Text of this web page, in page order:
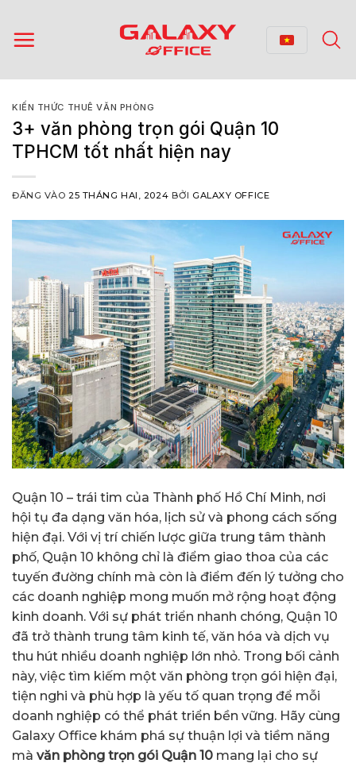
qua
nội
KIẾN THỨC THUÊ VĂN PHÒNG
3+ văn phòng trọn gói Quận 10
TPHCM tốt nhất hiện nay
ĐĂNG VÀO25 THÁNG HAI, 2024 BỞI GALAXY OFFICE
Quận 10 – trái tim của Thành phố Hồ Chí Minh, nơi
hội tụ đa dạng văn hóa, lịch sử và phong cách sống
hiện đại. Với vị trí chiến lược giữa trung tâm thành
phố, Quận 10 không chỉ là điểm giao thoa của các
tuyến đường chính mà còn là điểm đến lý tưởng cho
các doanh nghiệp mong muốn mở rộng hoạt động
kinh doanh. Với sự phát triển nhanh chóng, Quận 10
đã trở thành trung tâm kinh tế, văn hóa và dịch vụ
thu hút nhiều doanh nghiệp lớn nhỏ. Trong bối cảnh
này, việc tìm kiếm một văn phòng trọn gói hiện đại,
tiện nghi và phù hợp là yếu tố quan trọng để mỗi
doanh nghiệp có thể phát triển bền vững. Hãy cùng
Galaxy Office khám phá sự thuận lợi và tiềm năng
mà văn phòng trọn gói Quận 10 mang lại cho sự